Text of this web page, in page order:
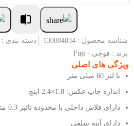
شناسه محصول : 130004034 دسته بندی :
برند : فوجی - Fuji
ویژگی های اصلی
با لنز 60 میلی متر
اندازه چاپ عکس‏:‏ 1.8×2.4 اینچ
دارای فلاش داخلی با محدوده تاثیر 0.3 متر تا 2.7 متر
دارای آینه سلفی